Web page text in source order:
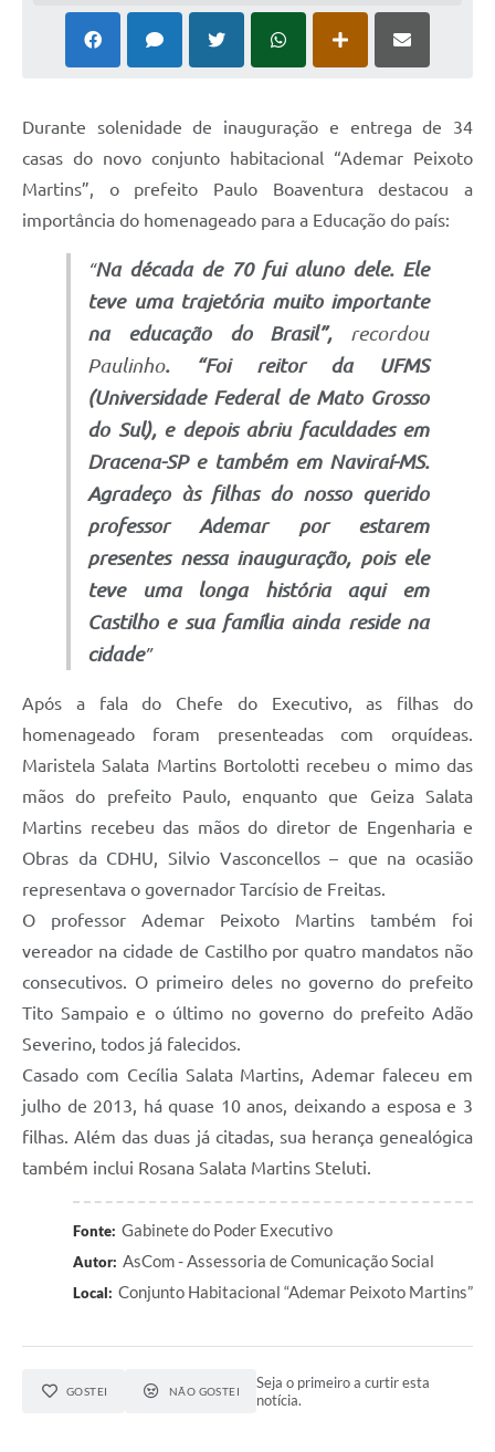
Telefones Úteis
A Prefeitura
Contato
Durante solenidade de inauguração e entrega de 34
casas do novo conjunto habitacional “Ademar Peixoto
Martins”, o prefeito Paulo Boaventura destacou a
importância do homenageado para a Educação do país:
“Na década de 70 fui aluno dele. Ele
teve uma trajetória muito importante
na educação do Brasil”, recordou
Paulinho. “Foi reitor da UFMS
(Universidade Federal de Mato Grosso
do Sul), e depois abriu faculdades em
Dracena-SP e também em Naviraí-MS.
Agradeço às filhas do nosso querido
professor Ademar por estarem
presentes nessa inauguração, pois ele
teve uma longa história aqui em
Castilho e sua família ainda reside na
cidade”
Após a fala do Chefe do Executivo, as filhas do
homenageado foram presenteadas com orquídeas.
Maristela Salata Martins Bortolotti recebeu o mimo das
mãos do prefeito Paulo, enquanto que Geiza Salata
Martins recebeu das mãos do diretor de Engenharia e
Obras da CDHU, Silvio Vasconcellos – que na ocasião
representava o governador Tarcísio de Freitas.
O professor Ademar Peixoto Martins também foi
vereador na cidade de Castilho por quatro mandatos não
consecutivos. O primeiro deles no governo do prefeito
Tito Sampaio e o último no governo do prefeito Adão
Severino, todos já falecidos.
Casado com Cecília Salata Martins, Ademar faleceu em
julho de 2013, há quase 10 anos, deixando a esposa e 3
filhas. Além das duas já citadas, sua herança genealógica
também inclui Rosana Salata Martins Steluti.
Fonte: Gabinete do Poder Executivo
Autor: AsCom - Assessoria de Comunicação Social
Local: Conjunto Habitacional “Ademar Peixoto Martins”
GOSTEI NÃO GOSTEI
Seja o primeiro a curtir esta
notícia.